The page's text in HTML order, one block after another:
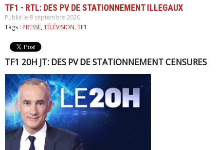
TF1 - RTL: DES PV DE STATIONNEMENT ILLEGAUX
Publié le 9 septembre 2020
Tags : PRESSE, TÉLÉVISION, TF1
TF1 20H JT: DES PV DE STATIONNEMENT CENSURES